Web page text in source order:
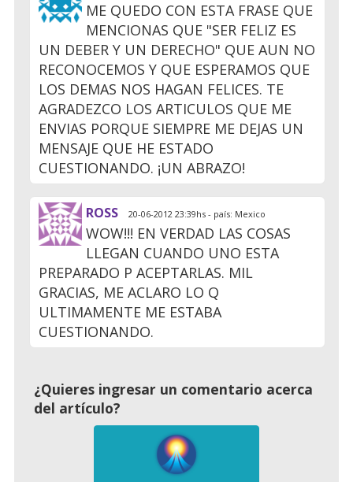
ME QUEDO CON ESTA FRASE QUE
MENCIONAS QUE "SER FELIZ ES
UN DEBER Y UN DERECHO" QUE AUN NO
RECONOCEMOS Y QUE ESPERAMOS QUE
LOS DEMAS NOS HAGAN FELICES. TE
AGRADEZCO LOS ARTICULOS QUE ME
ENVIAS PORQUE SIEMPRE ME DEJAS UN
MENSAJE QUE HE ESTADO
CUESTIONANDO. ¡UN ABRAZO!
ROSS 20-06-2012 23:39hs - país: Mexico
WOW!!! EN VERDAD LAS COSAS
LLEGAN CUANDO UNO ESTA
PREPARADO P ACEPTARLAS. MIL
GRACIAS, ME ACLARO LO Q
ULTIMAMENTE ME ESTABA
CUESTIONANDO.
¿Quieres ingresar un comentario acerca
del artículo?